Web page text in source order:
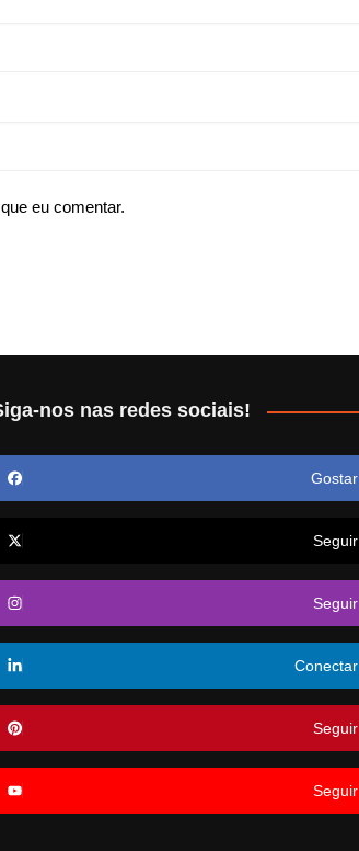
eu comentar.
nos nas redes sociais!
Gostar
Seguir
Seguir
Conectar
Seguir
Seguir